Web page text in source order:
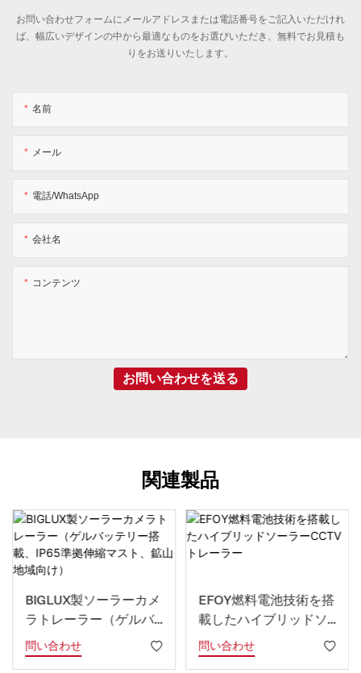
お問い合わせフォームにメールアドレスまたは電話番号をご記入いただけれ
ば、幅広いデザインの中から最適なものをお選びいただき、無料でお見積も
りをお送りいたします。
名前
メール
電話/WhatsApp
会社名
コンテンツ
お問い合わせを送る
関連製品
BIGLUX製ソーラーカメ
ラトレーラー（ゲルバ
ッテリー搭載、IP65準
拠伸縮マスト、鉱山地
問い合わせ
EFOY燃料電池技術を搭
載したハイブリッドソ
ーラーCCTVトレーラー
問い合わせ